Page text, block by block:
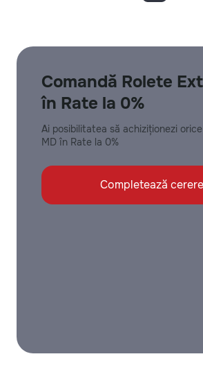
Comandă Rolete
în Rate la 0%
Ai posibilitatea să achiziționezi
MD în Rate la 0%
Completează